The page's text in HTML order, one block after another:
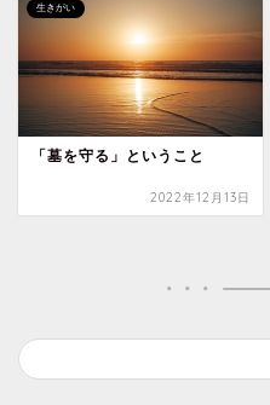
生きがい
「墓を守る」ということ
2022年12月13日